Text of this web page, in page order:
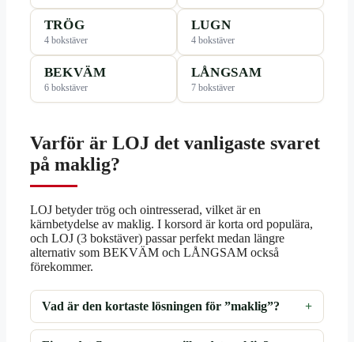
TRÖG
4 bokstäver
LUGN
4 bokstäver
BEKVÄM
6 bokstäver
LÅNGSAM
7 bokstäver
Varför är LOJ det vanligaste svaret
på maklig?
LOJ betyder trög och ointresserad, vilket är en
kärnbetydelse av maklig. I korsord är korta ord populära,
och LOJ (3 bokstäver) passar perfekt medan längre
alternativ som BEKVÄM och LÅNGSAM också
förekommer.
Vad är den kortaste lösningen för ”maklig”?